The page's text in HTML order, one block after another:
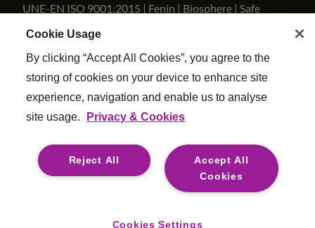
UNE-EN ISO 9001:2015 | Fenin | Biosphere | Safe
Travels
reservados.
Términos y condiciones| Configuracion De Cookies
Politica Calidad
Esclavitud moderna| Legal
For media opportunities please contact
Cookie Usage
By clicking “Accept All Cookies”, you agree to the
storing of cookies on your device to enhance site
experience, navigation and enable us to analyse
site usage.
Privacy & Cookies
Accept All
Cookies
Reject All
Cookies Settings